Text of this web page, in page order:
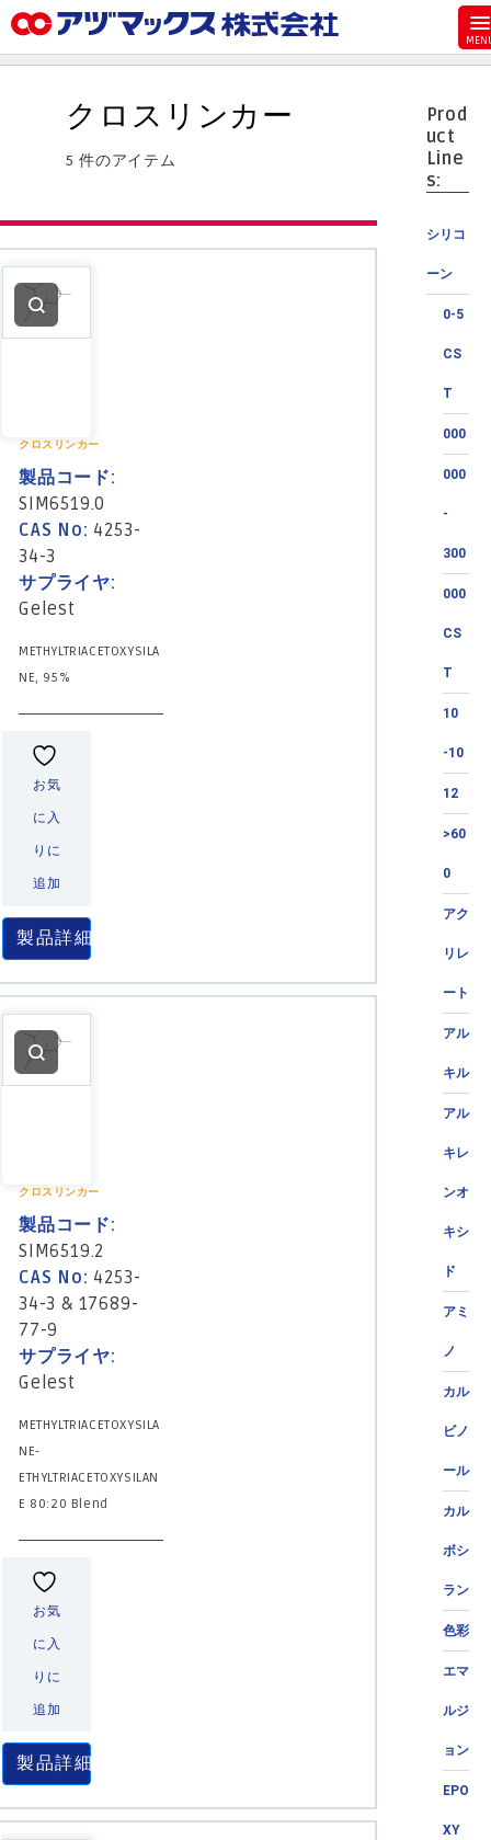
お気に入り
カート
代理店一覧
支払い
Prod
uct
Line
s:
シリコ
ーン
0-5
CS
T
000
000
-
300
000
CS
T
10
-10
12
>60
0
アク
リレ
ート
アル
キル
アル
キレ
ンオ
キシ
ド
アミ
ノ
カル
ビノ
ール
カル
ボシ
ラン
色彩
エマ
ルジ
ョン
EPO
XY
クロスリンカー
5 件のアイテム
クロスリンカー
製品コード:
SIM6519.0
CAS No: 4253-
34-3
サプライヤ:
Gelest
METHYLTRIACETOXYSILA
NE, 95%
お気
に入
りに
追加
製品詳細
クロスリンカー
製品コード:
SIM6519.2
CAS No: 4253-
34-3 & 17689-
77-9
サプライヤ:
Gelest
METHYLTRIACETOXYSILA
NE-
ETHYLTRIACETOXYSILAN
E 80:20 Blend
お気
に入
りに
追加
製品詳細